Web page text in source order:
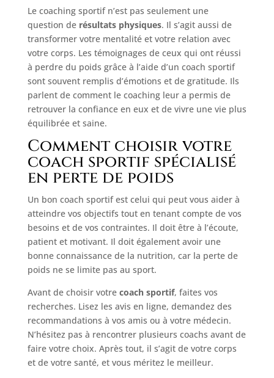
Le coaching sportif n’est pas seulement une
question de résultats physiques. Il s’agit aussi de
transformer votre mentalité et votre relation avec
votre corps. Les témoignages de ceux qui ont réussi
à perdre du poids grâce à l’aide d’un coach sportif
sont souvent remplis d’émotions et de gratitude. Ils
parlent de comment le coaching leur a permis de
retrouver la confiance en eux et de vivre une vie plus
équilibrée et saine.
Comment choisir votre
coach sportif spécialisé
en perte de poids
Un bon coach sportif est celui qui peut vous aider à
atteindre vos objectifs tout en tenant compte de vos
besoins et de vos contraintes. Il doit être à l’écoute,
patient et motivant. Il doit également avoir une
bonne connaissance de la nutrition, car la perte de
poids ne se limite pas au sport.
Avant de choisir votre coach sportif, faites vos
recherches. Lisez les avis en ligne, demandez des
recommandations à vos amis ou à votre médecin.
N’hésitez pas à rencontrer plusieurs coachs avant de
faire votre choix. Après tout, il s’agit de votre corps
et de votre santé, et vous méritez le meilleur.